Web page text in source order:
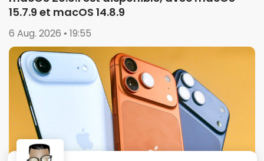
15.7.9 et macOS 14.8.9
6 Aug. 2026 • 19:55